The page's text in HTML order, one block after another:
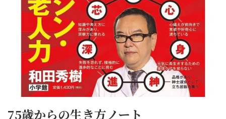
75歳からの生き方ノート